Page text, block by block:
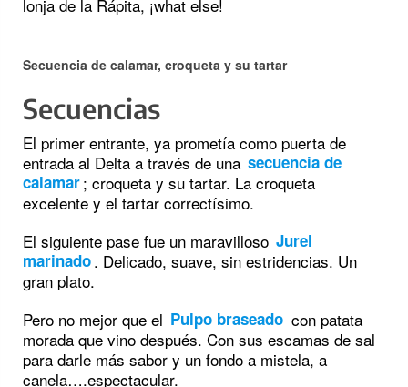
lonja de la Rápita, ¡what else!
Secuencia de calamar, croqueta y su tartar
Secuencias
El primer entrante, ya prometía como puerta de
entrada al Delta a través de una secuencia de
calamar; croqueta y su tartar. La croqueta
excelente y el tartar correctísimo.
El siguiente pase fue un maravilloso Jurel
marinado. Delicado, suave, sin estridencias. Un
gran plato.
Pero no mejor que el Pulpo braseado con patata
morada que vino después. Con sus escamas de sal
para darle más sabor y un fondo a mistela, a
canela….espectacular.